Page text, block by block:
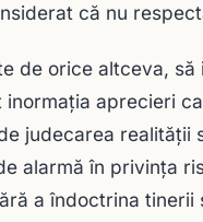
că nu
de orice altceva,
aprecieri
judecarea
alarmă în privinţa
a îndoctrina